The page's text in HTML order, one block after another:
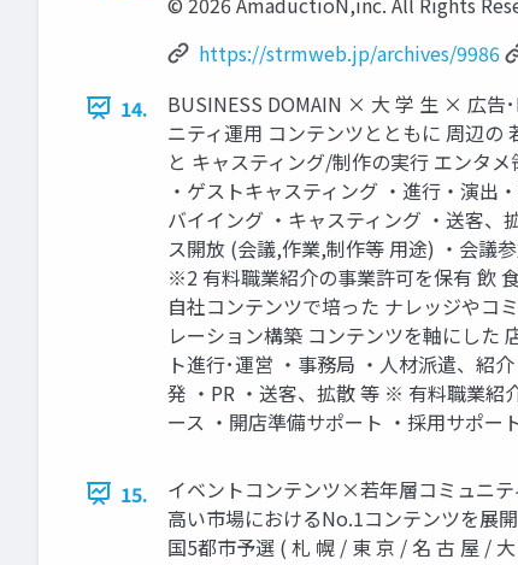
https://strmweb.jp/archives/9986
14.
BUSINESS DOMAIN × 大 学 生 × 広告
ニティ運用 コンテンツとともに 周辺
と キャスティング/制作の実行 エンタ
・ゲストキャスティング ・進行・演出
バイイング ・キャスティング ・送客
ス開放 (会議,作業,制作等 用途) ・会議
※2 有料職業紹介の事業許可を保有 飲
自社コンテンツで培った ナレッジやコ
レーション構築 コンテンツを軸にした
ト進行･運営 ・事務局 ・人材派遣、紹
発 ・PR ・送客、拡散 等 ※ 有料職業
ース ・開店準備サポート ・採用サポー
15.
イベントコンテンツ×若年層コミュニ
高い市場におけるNo.1コンテンツを展
国5都市予選 ( 札 幌 / 東 京 / 名 古 屋 /